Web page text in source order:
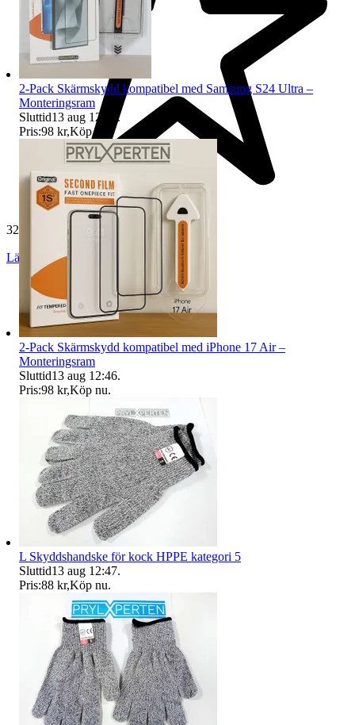
32 506 omdömen
Läs omdömen
2-Pack Skärmskydd kompatibel med Samsung S24 Ultra –
Monteringsram
Sluttid13 aug 12:45 .
Pris:98 kr,Köp nu
2-Pack Skärmskydd kompatibel med iPhone 17 Air –
Monteringsram
Sluttid13 aug 12:46.
Pris:98 kr,Köp nu.
L Skyddshandske för kock HPPE kategori 5
Sluttid13 aug 12:47.
Pris:88 kr,Köp nu.